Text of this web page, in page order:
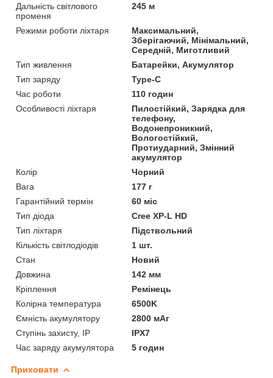
Дальність світлового
променя
245 м
Режими роботи ліхтаря
Максимальний,
Зберігаючий, Мінімальний,
Середній, Миготливий
Тип живлення
Батарейки, Акумулятор
Тип заряду
Type-C
Час роботи
110 годин
Особливості ліхтаря
Пилостійкий, Зарядка для
телефону,
Водонепроникний,
Вологостійкий,
Протиударний, Змінний
акумулятор
Колір
Чорний
Вага
177 г
Гарантійний термін
60 міс
Тип діода
Cree XP-L HD
Тип ліхтаря
Підствольний
Кількість світлодіодів
1 шт.
Стан
Новий
Довжина
142 мм
Кріплення
Ремінець
Колірна температура
6500K
Ємність акумулятору
2800 мАг
Ступінь захисту, IP
IPX7
Час заряду акумулятора
5 годин
Приховати